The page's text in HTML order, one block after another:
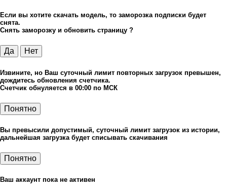
Если вы хотите скачать модель, то заморозка подписки будет
снята.
Снять заморозку и обновить страницу ?
Да Нет
Извините, но Ваш суточный лимит повторных загрузок превышен,
дождитесь обновления счетчика.
Счетчик обнуляется в 00:00 по МСК
Понятно
Вы превысили допустимый, суточный лимит загрузок из истории,
дальнейшая загрузка будет списывать скачивания
Понятно
Ваш аккаунт пока не активен